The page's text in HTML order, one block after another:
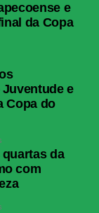
e
da Copa
e
Copa do
quartas da
com